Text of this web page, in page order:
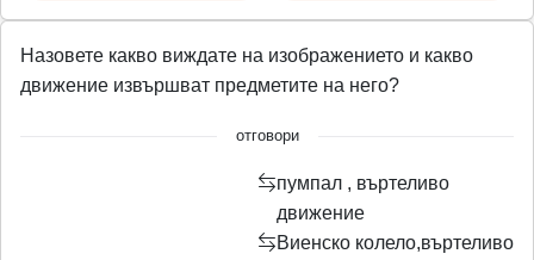
Назовете какво виждате на изображението и какво
движение извършват предметите на него?
отговори
пумпал , въртеливо
движение
Виенско колело,въртеливо